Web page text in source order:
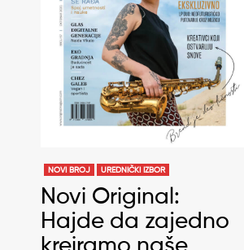
NOVI BROJ UREDNIČKI IZBOR
Novi Original:
Hajde da zajedno